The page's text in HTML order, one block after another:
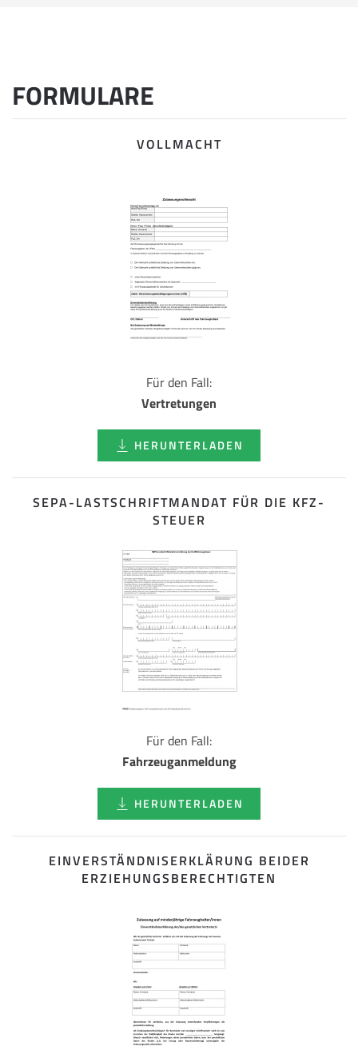
FORMULARE
VOLLMACHT
Für den Fall:
Vertretungen
HERUNTERLADEN
SEPA-LASTSCHRIFT­MANDAT FÜR DIE KFZ-
STEUER
Für den Fall:
Fahrzeuganmeldung
HERUNTERLADEN
EINVERSTÄNDNISERKLÄRUNG BEIDER
ERZIEHUNGSBERECHTIGTEN